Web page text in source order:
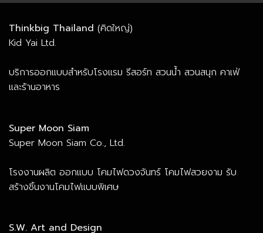
Thinkbig Thailand (คิดใหญ่)
Kid Yai Ltd.
บริการออกแบบสำหรับโรงแรม รีสอร์ท สวนน้ำ สวนสนุก คาเฟ่
และร้านอาหาร
Super Moon Siam
Super Moon Siam Co., Ltd.
โรงงานผลิต ออกแบบ โคมไฟดวงจันทร์ โคมไฟสวยงาม รับ
สร้างชิ้นงานโคมไฟแบบพิเศษ
S.W. Art and Design